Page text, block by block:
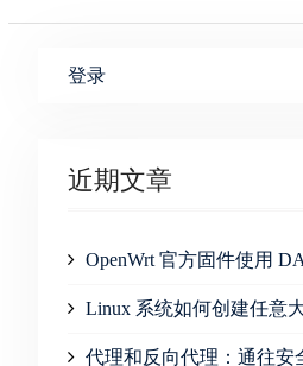
登录
近期文章
OpenWrt 官方固件使用
Linux 系统如何创建任意
代理和反向代理：通往安